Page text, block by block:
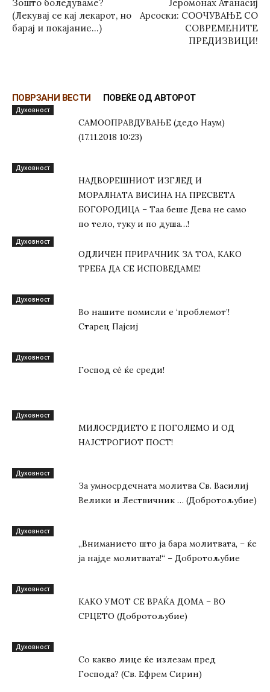
Зошто боледуваме?
(Лекувај се кај лекарот, но
барај и покајание…)
Јеромонах Атанасиј
Арсоски: СООЧУВАЊЕ СО
СОВРЕМЕНИТЕ
ПРЕДИЗВИЦИ!
ПОВРЗАНИ ВЕСТИ ПОВЕЌЕ ОД АВТОРОТ
Духовност
САМООПРАВДУВАЊЕ (дедо Наум)
(17.11.2018 10:23)
Духовност
НАДВОРЕШНИОТ ИЗГЛЕД И
МОРАЛНАТА ВИСИНА HA ПРЕСВЕТА
БОГОРОДИЦА – Таа беше Дева не само
по тело, туку и по душа…!
Духовност
ОДЛИЧЕН ПРИРАЧНИК ЗА ТОА, КАКО
ТРЕБА ДА СЕ ИСПОВЕДАМЕ!
Духовност
Во нашите помисли е ‘проблемот’!
Старец Пајсиј
Духовност
Господ сѐ ќе среди!
Духовност
МИЛОСРДИЕТО Е ПОГОЛЕМО И ОД
НАЈСТРОГИОТ ПОСТ!
Духовност
За умносрдечната молитва Св. Василиј
Велики и Лествичник … (Добротољубие)
Духовност
„Вниманието што jа бара молитвата, – ќе
jа најде молитвата!“ – Добротољубие
Духовност
КАКО УМОТ СЕ ВРАЌА ДОМА – ВО
СРЦЕТО (Добротољубие)
Духовност
Со какво лице ќе излезам пред
Господа? (Св. Ефрем Сирин)